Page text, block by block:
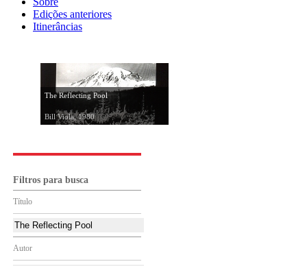
Edições anteriores
Itinerâncias
The Reflecting Pool
Bill Viola, 1980
Filtros para busca
Título
Autor